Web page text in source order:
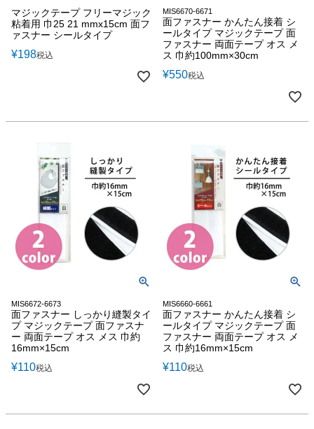
マジックテープ フリーマジック
粘着用 巾25 21 mmx15cm 面フ
ァスナー シールタイプ
¥198税込
MIS6670-6671
面ファスナー かんたん接着 シ
ールタイプ マジックテープ 面
ファスナー 両面テープ オス メ
ス 巾約100mm×30cm
¥550税込
MIS6672-6673
面ファスナー しっかり縫製タイ
プ マジックテープ 面ファスナ
ー 両面テープ オス メス 巾約
16mm×15cm
¥110税込
MIS6660-6661
面ファスナー かんたん接着 シ
ールタイプ マジックテープ 面
ファスナー 両面テープ オス メ
ス 巾約16mm×15cm
¥110税込